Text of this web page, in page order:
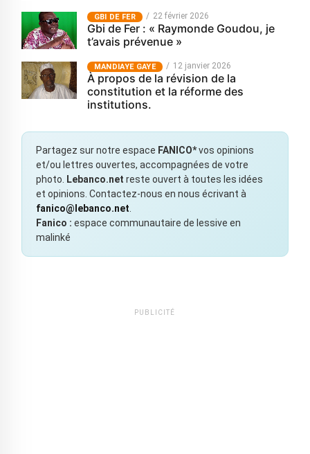
GBI DE FER 22 février 2026
Gbi de Fer : « Raymonde Goudou, je
t’avais prévenue »
MANDIAYE GAYE 12 janvier 2026
À propos de la révision de la
constitution et la réforme des
institutions.
Partagez sur notre espace FANICO*vos opinions
et/ou lettres ouvertes, accompagnées de votre
photo. Lebanco.net reste ouvert à toutes les idées
et opinions. Contactez-nous en nous écrivant à
fanico@lebanco.net.
Fanico : espace communautaire de lessive en
malinké
PUBLICITÉ